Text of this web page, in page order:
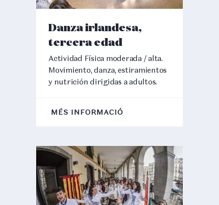
Danza irlandesa,
tercera edad
Actividad Física moderada / alta.
Movimiento, danza, estiramientos
y nutrición dirigidas a adultos.
MÉS INFORMACIÓ